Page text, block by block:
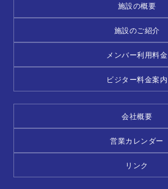
施設の概要
施設のご紹介
メンバー利用料金
ビジター料金案内
会社概要
営業カレンダー
リンク